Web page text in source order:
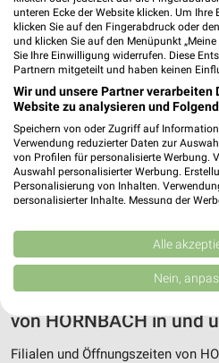
HORNBACH Halle
Delitzscher Str. 54
06112 Halle
Heute 07:00 - 20:00
150,52 km
Alle Filialen, Adressen
von HORNBACH in und
Filialen und Öffnungszeiten von
unteren Ecke der Website klicken. Um
klicken Sie auf den Fingerabdruck oder
und klicken Sie auf den Menüpunkt
Sie Ihre Einwilligung widerrufen. Diese
Partnern mitgeteilt und haben keinen
Wir und unsere Partner verarbeiten
Website zu analysieren und
Speichern von oder Zugriff auf
Verwendung reduzierter Daten zur
von Profilen für personalisierte Werbung.
Auswahl personalisierter Werbung.
Personalisierung von Inhalten.
personalisierter Inhalte. Messung der
Kombinationen von Daten aus
Verbesserung der Angebote. Verwendung
von Inhalten.
Daten können außerhalb der
USA gesendet werden.
Website/App.
Alle
Nein,